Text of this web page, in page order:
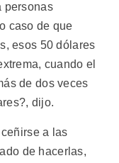
personas
caso de que
esos 50 dólares
cuando el
de dos veces
dijo.
a las
de hacerlas,